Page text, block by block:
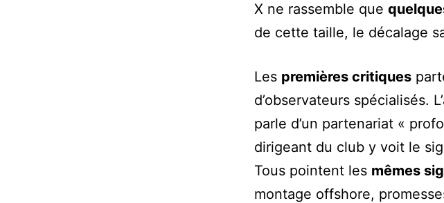
X ne rassemble que
de cette taille, le décalage
Les premières critiques
d’observateurs spécialisés.
parle d’un partenariat «
dirigeant du club y voit le
Tous pointent les mêmes
montage offshore,